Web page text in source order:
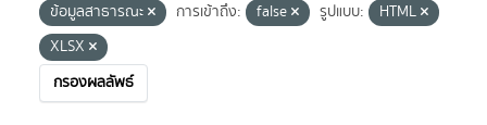
ข้อมูลสาธารณะ
การเข้าถึง: false รูปแบบ:
HTML
XLSX
กรองผลลัพธ์